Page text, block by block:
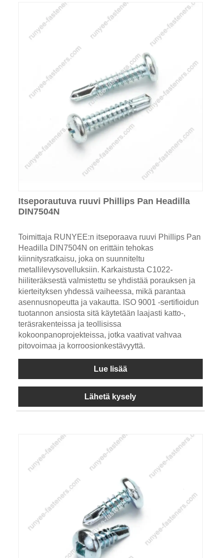
Itseporautuva ruuvi Phillips Pan Headilla
DIN7504N
Toimittaja RUNYEE:n itseporaava ruuvi Phillips Pan
Headilla DIN7504N on erittäin tehokas
kiinnitysratkaisu, joka on suunniteltu
metallilevysovelluksiin. Karkaistusta C1022-
hiiliteräksestä valmistettu se yhdistää porauksen ja
kierteityksen yhdessä vaiheessa, mikä parantaa
asennusnopeutta ja vakautta. ISO 9001 -sertifioidun
tuotannon ansiosta sitä käytetään laajasti katto-,
teräsrakenteissa ja teollisissa
kokoonpanoprojekteissa, jotka vaativat vahvaa
pitovoimaa ja korroosionkestävyyttä.
Lue lisää
Lähetä kysely